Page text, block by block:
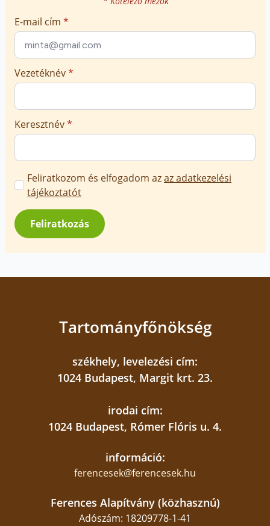
E-mail cím *
Vezetéknév*
Keresztnév*
Marketing
üzenetek
jóváhagyása
*
Feliratkozom és elfogadom azaz adatkezelési
tájékoztatót
Feliratkozás
Tartományfőnökség
székhely, levelezési cím:
1024 Budapest, Margit krt. 23.
irodai cím:
1024 Budapest, Rómer Flóris u. 4.
információ:
ferencesek@ferencesek.hu
Ferences Alapítvány (közhasznú)
Adószám: 18209778-1-41